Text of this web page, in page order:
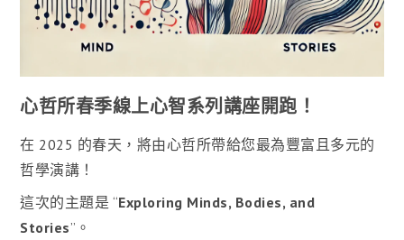
心哲所春季線上心智系列講座開跑！
在 2025 的春天，將由心哲所帶給您最為豐富且多元的
哲學演講！
這次的主題是 “Exploring Minds, Bodies, and
Stories”。